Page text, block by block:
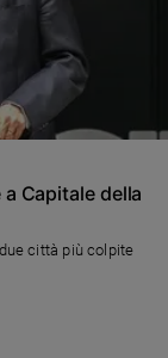
Capitale della
città più colpite